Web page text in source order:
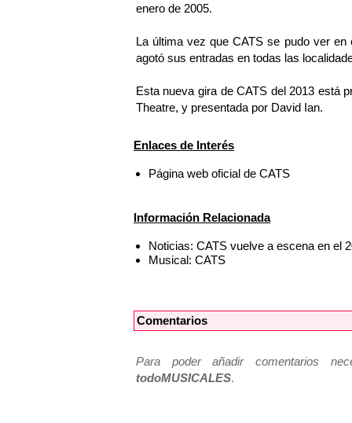
enero de 2005.
La última vez que CATS se pudo ver
agotó sus entradas en todas las
Esta nueva gira de CATS del 2013 está
Theatre, y presentada por David Ian.
Enlaces de Interés
Página web oficial de CATS
Información Relacionada
Noticias: CATS vuelve a escena en el
Musical: CATS
Comentarios
Para poder añadir comentarios
todoMUSICALES.